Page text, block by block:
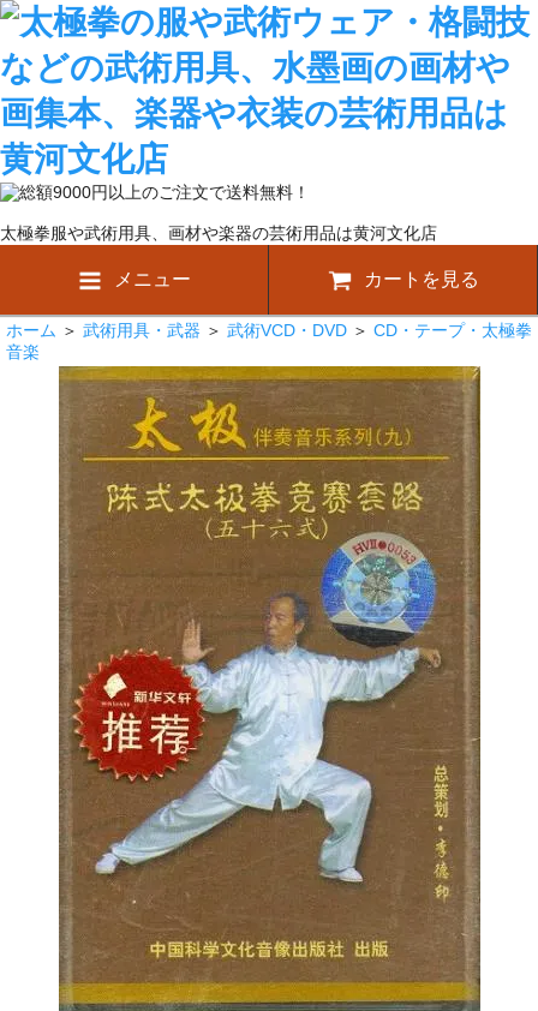
太極拳服や武術用具、画材や楽器の芸術用品は黄河文化店
メニュー カートを見る
ホーム ＞ 武術用具・武器 ＞ 武術VCD・DVD ＞ CD・テープ・太極拳
音楽